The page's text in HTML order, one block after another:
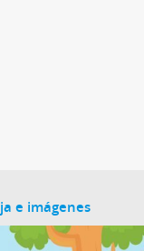
e imágenes